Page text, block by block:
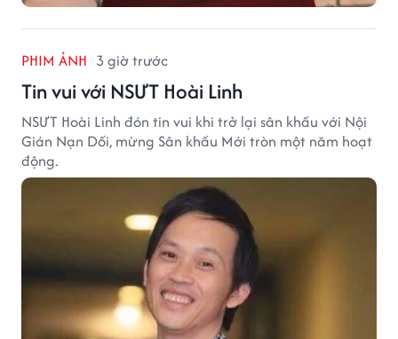
PHIM ẢNH 3 giờ trước
Tin vui với NSƯT Hoài Linh
NSƯT Hoài Linh đón tin vui khi trở lại sân khấu với Nội
Gián Nạn Dối, mừng Sân khấu Mới tròn một năm hoạt
động.